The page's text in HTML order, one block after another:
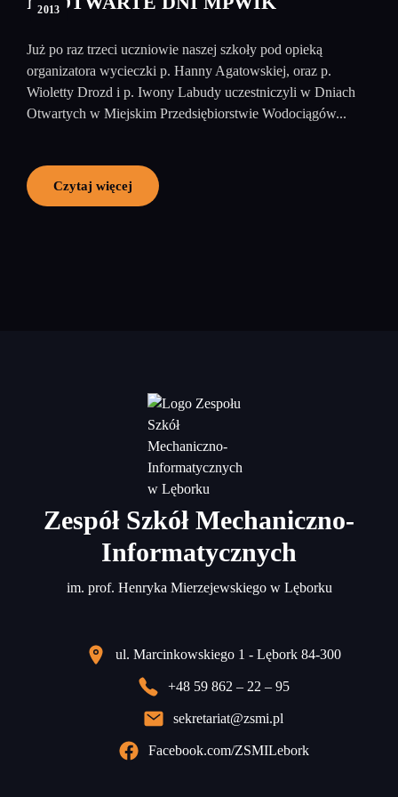
2013
Już po raz trzeci uczniowie naszej szkoły pod opieką
organizatora wycieczki p. Hanny Agatowskiej, oraz p.
Wioletty Drozd i p. Iwony Labudy uczestniczyli w Dniach
Otwartych w Miejskim Przedsiębiorstwie Wodociągów...
Czytaj więcej
Zespół Szkół Mechaniczno-
Informatycznych
im. prof. Henryka Mierzejewskiego w Lęborku
ul. Marcinkowskiego 1 - Lębork 84-300
+48 59 862 – 22 – 95
sekretariat@zsmi.pl
Facebook.com/ZSMILebork